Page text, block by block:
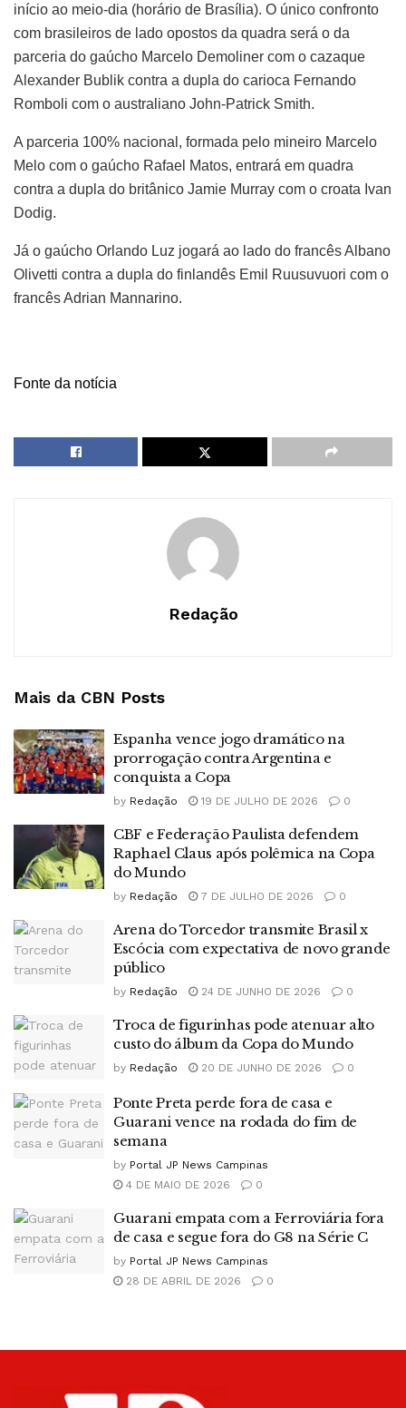
início ao meio-dia (horário de Brasília). O único confronto
com brasileiros de lado opostos da quadra será o da
parceria do gaúcho Marcelo Demoliner com o cazaque
Alexander Bublik contra a dupla do carioca Fernando
Romboli com o australiano John-Patrick Smith.
A parceria 100% nacional, formada pelo mineiro Marcelo
Melo com o gaúcho Rafael Matos, entrará em quadra
contra a dupla do britânico Jamie Murray com o croata Ivan
Dodig.
Já o gaúcho Orlando Luz jogará ao lado do francês Albano
Olivetti contra a dupla do finlandês Emil Ruusuvuori com o
francês Adrian Mannarino.
Fonte da notícia
Redação
Mais da CBN Posts
Espanha vence jogo dramático na
prorrogação contra Argentina e
conquista a Copa
by Redação 19 DE JULHO DE 2026 0
CBF e Federação Paulista defendem
Raphael Claus após polêmica na Copa
do Mundo
by Redação 7 DE JULHO DE 2026 0
Arena do Torcedor transmite Brasil x
Escócia com expectativa de novo grande
público
by Redação 24 DE JUNHO DE 2026 0
Troca de figurinhas pode atenuar alto
custo do álbum da Copa do Mundo
by Redação 20 DE JUNHO DE 2026 0
Ponte Preta perde fora de casa e
Guarani vence na rodada do fim de
semana
by Portal JP News Campinas
4 DE MAIO DE 2026
0
Guarani empata com a Ferroviária fora
de casa e segue fora do G8 na Série C
by Portal JP News Campinas
28 DE ABRIL DE 2026
0